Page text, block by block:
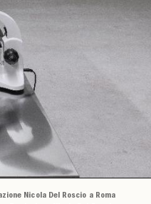
Nicola Del Roscio a Roma